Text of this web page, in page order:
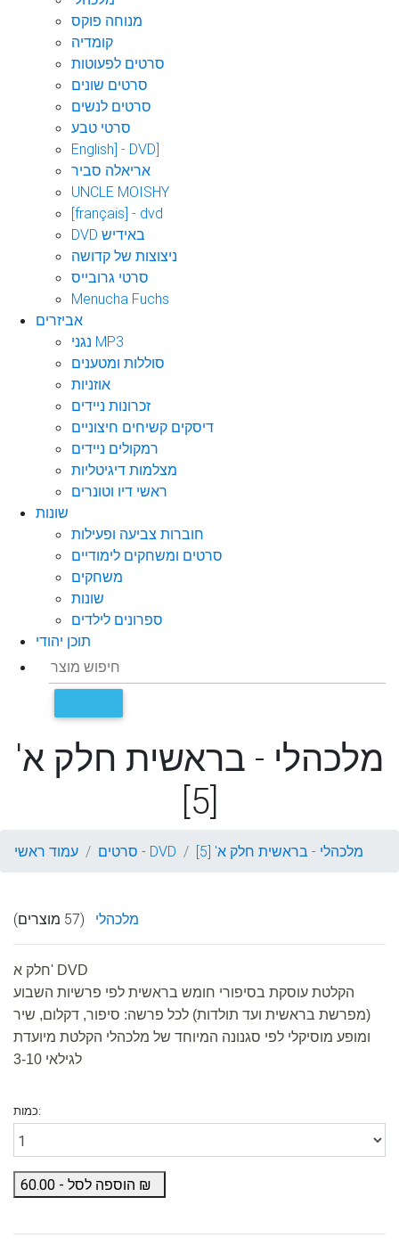
מנוחה פוקס
קומדיה
סרטים לפעוטות
סרטים שונים
סרטים לנשים
סרטי טבע
English] - DVD]
אריאלה סביר
UNCLE MOISHY
[français] - dvd
DVD באידיש
ניצוצות של קדושה
סרטי גרובייס
Menucha Fuchs
אביזרים
נגני MP3
סוללות ומטענים
אוזניות
זכרונות ניידים
דיסקים קשיחים חיצוניים
רמקולים ניידים
מצלמות דיגיטליות
ראשי דיו וטונרים
שונות
חוברות צביעה ופעילות
סרטים ומשחקים לימודיים
משחקים
שונות
ספרונים לילדים
תוכן יהודי
מלכהלי - בראשית חלק א'
[5]
עמוד ראשי סרטים - DVD מלכהלי - בראשית חלק א' [5]
מלכהלי (57 מוצרים)
חלק א' DVD
הקלטת עוסקת בסיפורי חומש בראשית לפי פרשיות השבוע
(מפרשת בראשית ועד תולדות) לכל פרשה: סיפור, דקלום, שיר
ומופע מוסיקלי לפי סגנונה המיוחד של מלכהלי הקלטת מיועדת
לגילאי 3-10
כמות:
הוספה לסל - 60.00